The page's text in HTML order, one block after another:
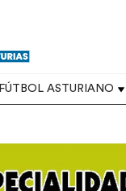
FÚTBOL ASTURIANO